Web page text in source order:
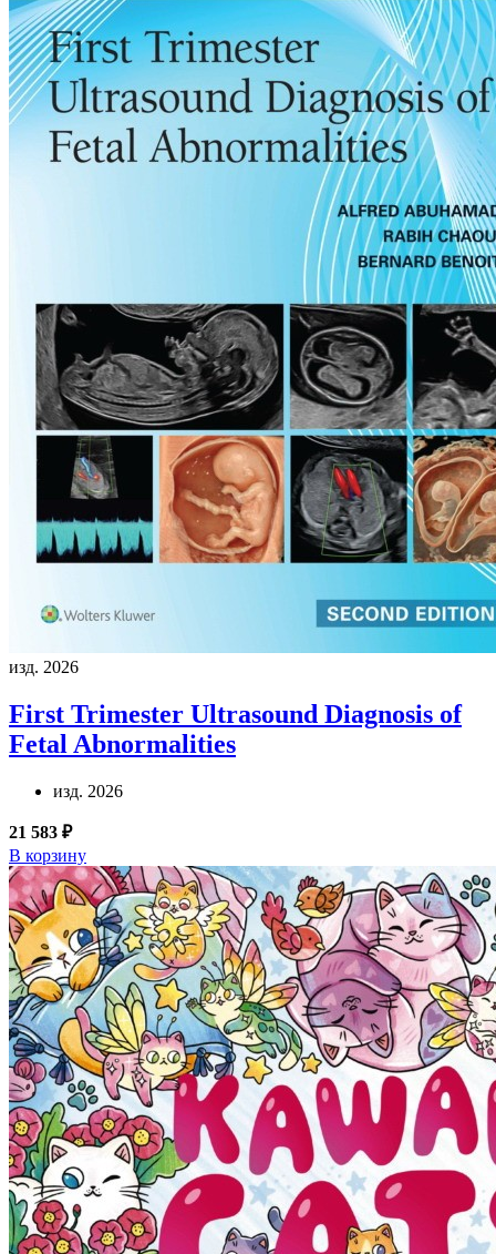
изд. 2026
First Trimester Ultrasound Diagnosis of
Fetal Abnormalities
изд. 2026
21 583 ₽
В корзину